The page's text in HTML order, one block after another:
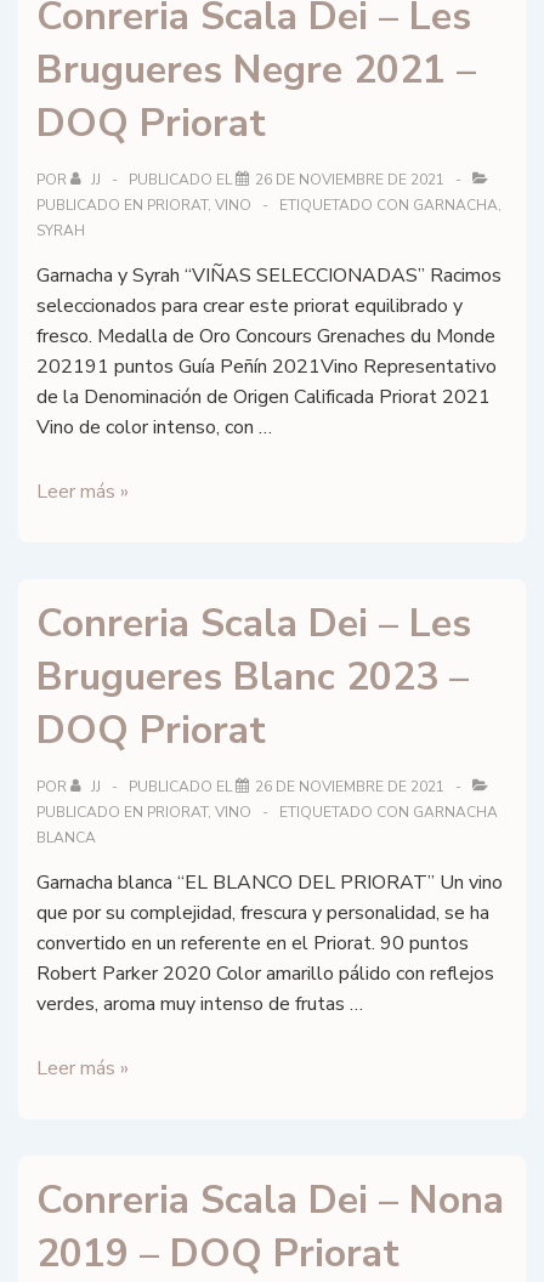
–
DO
del
Conreria Scala Dei – Les
Brugueres Negre 2021 –
DOQ Priorat
POR JJ PUBLICADO EL
26 DE NOVIEMBRE DE 2021
PUBLICADO EN PRIORAT, VINO ETIQUETADO CON GARNACHA,
SYRAH
Garnacha y Syrah “VIÑAS SELECCIONADAS” Racimos
seleccionados para crear este priorat equilibrado y
fresco. Medalla de Oro Concours Grenaches du Monde
202191 puntos Guía Peñín 2021Vino Representativo
de la Denominación de Origen Calificada Priorat 2021
Vino de color intenso, con …
Conreria
Les
Brugueres
Negre
–
Priorat
Leer más »
Conreria Scala Dei – Les
Brugueres Blanc 2023 –
DOQ Priorat
POR JJ PUBLICADO EL
26 DE NOVIEMBRE DE 2021
PUBLICADO EN PRIORAT, VINO ETIQUETADO CON GARNACHA
BLANCA
Garnacha blanca “EL BLANCO DEL PRIORAT” Un vino
que por su complejidad, frescura y personalidad, se ha
convertido en un referente en el Priorat. 90 puntos
Robert Parker 2020 Color amarillo pálido con reflejos
verdes, aroma muy intenso de frutas …
Conreria
Les
Brugueres
Blanc
Leer más »
Conreria Scala Dei – Nona
2019 – DOQ Priorat